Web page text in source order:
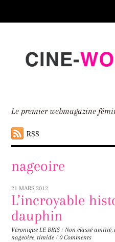
down
Le premier webmagazine
RSS
nageoire
21 MARS 2012
L’incroyable
dauphin
Véronique LE BRIS / Non classé amitié,
nageoire, timide / 0 Comments